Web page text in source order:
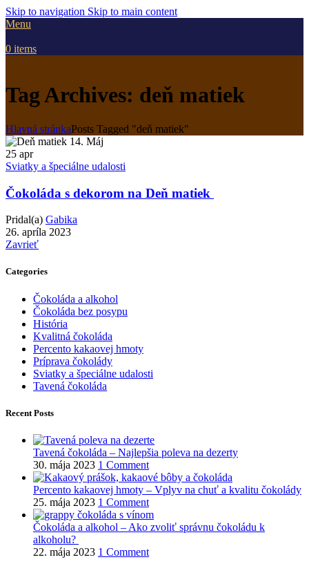
Skip to navigation Skip to main content
Menu
0 items
Tag Archives: deň matiek
Hlavná stránkaPosts Tagged "deň matiek"
25 apr
Sviatky a špeciálne udalosti
Čokoláda s dekorom na Deň matiek
Pridal(a) Gabika
26. apríla 2023
Zavrieť
Categories
Čokoláda a alkohol
Čokoláda bez posypu
História
Kvalitná čokoláda
Percento kakaovej hmoty
Príprava čokolády
Sviatky a špeciálne udalosti
Tavená čokoláda
Recent Posts
Tavená čokoláda – Najlepšia poleva na dezerty
30. mája 2023 1 Comment
Percento kakaovej hmoty – Vplyv na chuť a kvalitu čokolády
25. mája 2023 1 Comment
Čokoláda a alkohol – Ako zvoliť správnu čokoládu k
alkoholu?
22. mája 2023 1 Comment